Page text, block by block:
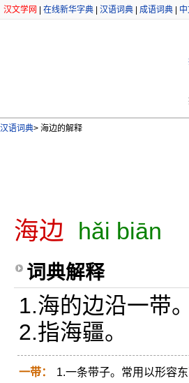
汉文学网 在线新华字典 汉语词典 成语词典
汉语词典> 海边的解释
海边 hǎi biān
词典解释
1.海的边沿一带。
2.指海疆。
一带：
1.一条带子。常用以形容